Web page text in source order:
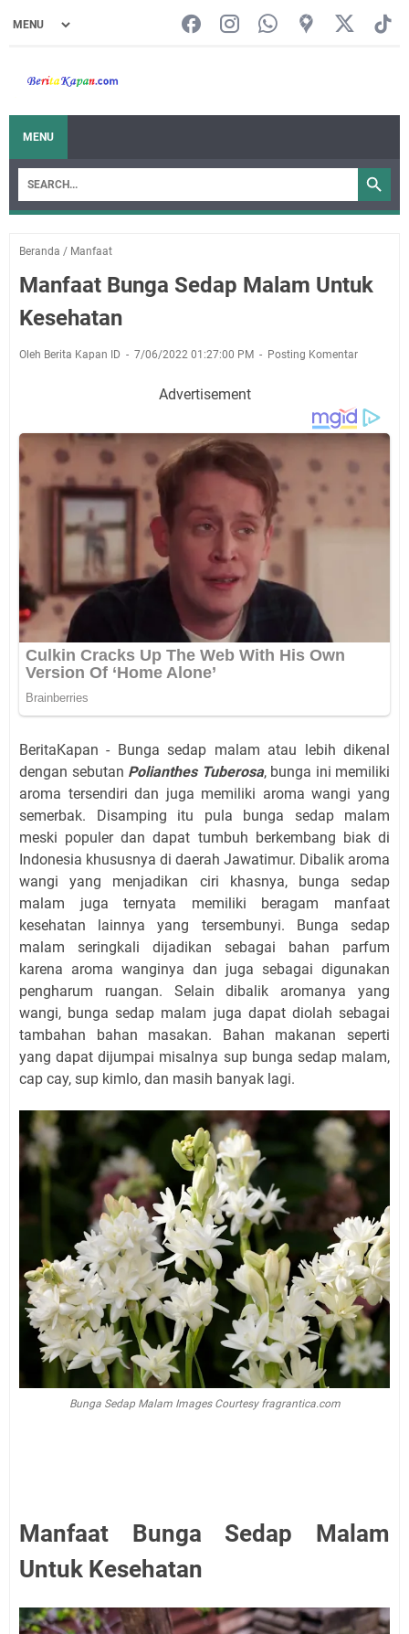
MENU
Beranda / Manfaat
Manfaat Bunga Sedap Malam Untuk
Kesehatan
Oleh Berita Kapan ID 7/06/2022 01:27:00 PM Posting Komentar
Advertisement
BeritaKapan - Bunga sedap malam atau lebih dikenal
dengan sebutan Polianthes Tuberosa, bunga ini memiliki
aroma tersendiri dan juga memiliki aroma wangi yang
semerbak. Disamping itu pula bunga sedap malam
meski populer dan dapat tumbuh berkembang biak di
Indonesia khususnya di daerah Jawatimur. Dibalik aroma
wangi yang menjadikan ciri khasnya, bunga sedap
malam juga ternyata memiliki beragam manfaat
kesehatan lainnya yang tersembunyi. Bunga sedap
malam seringkali dijadikan sebagai bahan parfum
karena aroma wanginya dan juga sebagai digunakan
pengharum ruangan. Selain dibalik aromanya yang
wangi, bunga sedap malam juga dapat diolah sebagai
tambahan bahan masakan. Bahan makanan seperti
yang dapat dijumpai misalnya sup bunga sedap malam,
cap cay, sup kimlo, dan masih banyak lagi.
Bunga Sedap Malam Images Courtesy fragrantica.com
Manfaat Bunga Sedap Malam
Untuk Kesehatan